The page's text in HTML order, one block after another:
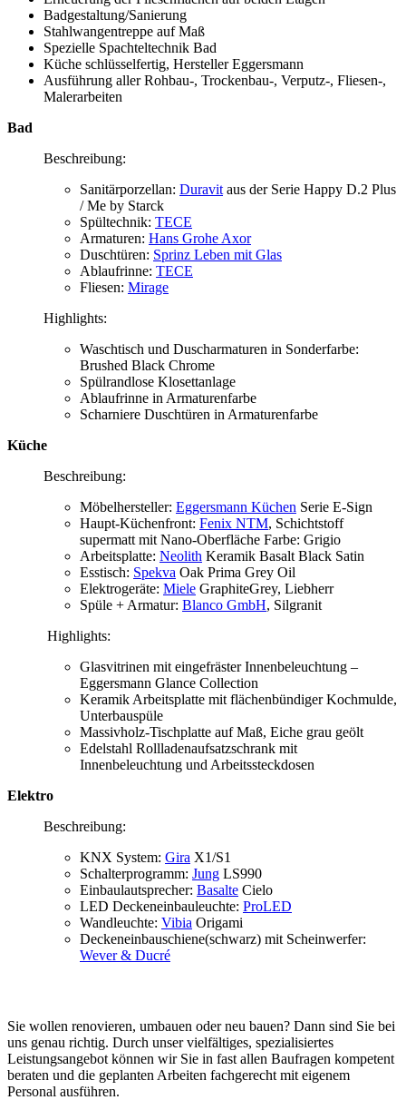
Badgestaltung/Sanierung
Stahlwangentreppe auf Maß
Spezielle Spachteltechnik Bad
Küche schlüsselfertig, Hersteller Eggersmann
Ausführung aller Rohbau-, Trockenbau-, Verputz-, Fliesen-,
Malerarbeiten
Bad
Beschreibung:
Sanitärporzellan: Duravit aus der Serie Happy D.2 Plus
/ Me by Starck
Spültechnik: TECE
Armaturen: Hans Grohe Axor
Duschtüren: Sprinz Leben mit Glas
Ablaufrinne: TECE
Fliesen: Mirage
Highlights:
Waschtisch und Duscharmaturen in Sonderfarbe:
Brushed Black Chrome
Spülrandlose Klosettanlage
Ablaufrinne in Armaturenfarbe
Scharniere Duschtüren in Armaturenfarbe
Küche
Beschreibung:
Möbelhersteller: Eggersmann Küchen Serie E-Sign
Haupt-Küchenfront: Fenix NTM, Schichtstoff
supermatt mit Nano-Oberfläche Farbe: Grigio
Arbeitsplatte: Neolith Keramik Basalt Black Satin
Esstisch: Spekva Oak Prima Grey Oil
Elektrogeräte: Miele GraphiteGrey, Liebherr
Spüle + Armatur: Blanco GmbH, Silgranit
Highlights:
Glasvitrinen mit eingefräster Innenbeleuchtung –
Eggersmann Glance Collection
Keramik Arbeitsplatte mit flächenbündiger Kochmulde,
Unterbauspüle
Massivholz-Tischplatte auf Maß, Eiche grau geölt
Edelstahl Rollladenaufsatzschrank mit
Innenbeleuchtung und Arbeitssteckdosen
Elektro
Beschreibung:
KNX System: Gira X1/S1
Schalterprogramm: Jung LS990
Einbaulautsprecher: Basalte Cielo
LED Deckeneinbauleuchte: ProLED
Wandleuchte: Vibia Origami
Deckeneinbauschiene(schwarz) mit Scheinwerfer:
Wever & Ducré
Sie wollen renovieren, umbauen oder neu bauen? Dann sind Sie bei
uns genau richtig. Durch unser vielfältiges, spezialisiertes
Leistungsangebot können wir Sie in fast allen Baufragen kompetent
beraten und die geplanten Arbeiten fachgerecht mit eigenem
Personal ausführen.